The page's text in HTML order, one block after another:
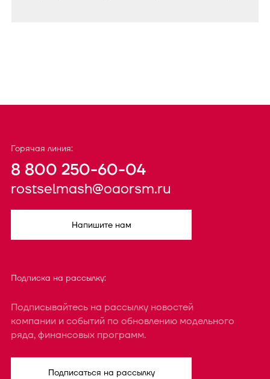
Горячая линия:
8 800 250-60-04
rostselmash@oaorsm.ru
Напишите нам
Подписка на рассылку:
Подписывайтесь на рассылку новостей
компании и событий по обновлению модельного
ряда, финансовых программ.
Подписаться на рассылку